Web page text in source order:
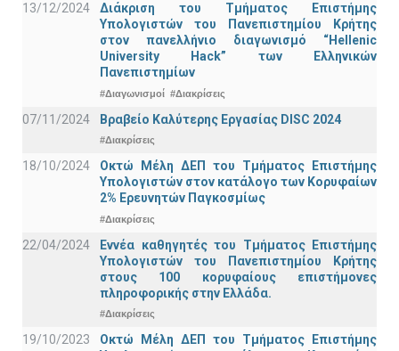
13/12/2024
Διάκριση του Τμήματος Επιστήμης
Υπολογιστών του Πανεπιστημίου Κρήτης
στον πανελλήνιο διαγωνισμό “Hellenic
University Hack” των Ελληνικών
Πανεπιστημίων
#Διαγωνισμοί #Διακρίσεις
07/11/2024 Βραβείο Καλύτερης Εργασίας DISC 2024
#Διακρίσεις
18/10/2024
Οκτώ Μέλη ΔΕΠ του Τμήματος Επιστήμης
Υπολογιστών στον κατάλογο των Κορυφαίων
2% Ερευνητών Παγκοσμίως
#Διακρίσεις
22/04/2024
Εννέα καθηγητές του Τμήματος Επιστήμης
Υπολογιστών του Πανεπιστημίου Κρήτης
στους 100 κορυφαίους επιστήμονες
πληροφορικής στην Ελλάδα.
#Διακρίσεις
19/10/2023
Οκτώ Μέλη ΔΕΠ του Τμήματος Επιστήμης